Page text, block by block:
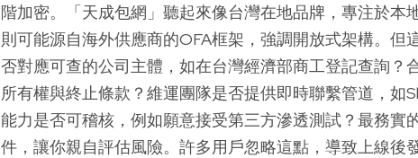
階加密。「天成包網」聽起來像台灣在地品牌，專注於本
則可能源自海外供應商的OFA框架，強調開放式架構。但
否對應可查的公司主體，如在台灣經濟部商工登記查詢？
所有權與終止條款？維運團隊是否提供即時聯繫管道，如
能力是否可稽核，例如願意接受第三方滲透測試？最務實
件，讓你親自評估風險。許多用戶忽略這點，導致上線後